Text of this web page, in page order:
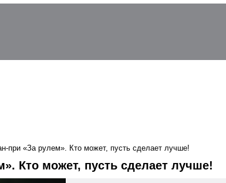
при «За рулем». Кто может, пусть сделает лучше!
Кто может, пусть сделает лучше!